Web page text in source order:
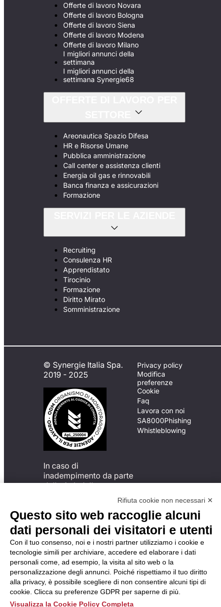
Offerte di lavoro Novara
Offerte di lavoro Bologna
Offerte di lavoro Siena
Offerte di lavoro Modena
Offerte di lavoro Milano
I migliori annunci della
settimana
I migliori annunci della
settimana Synergie68
Areonautica Spazio Difesa
HR e Risorse Umane
Pubblica amministrazione
Call center e assistenza clienti
Energia oil gas e rinnovabili
Banca finanza e assicurazioni
Formazione
Recruiting
Consulenza HR
Apprendistato
Tirocinio
Formazione
Diritto Mirato
Somministrazione
© Synergie Italia Spa.
2019 - 2025
In caso di
inadempimento da parte
della ApL delle
del Codice di Condotta, è
possibile presentare un
reclamo
all’Organismo di
Monitoraggio utilizzando
una delle modalità
descritte al seguente
indirizzo web
https://odm-
agenzielavoro.it/reclami/.
Privacy policy
Modifica
preferenze
Cookie
Faq
Lavora con noi
SA8000Phishing
Whistleblowing
Rifiuta cookie non necessari ✕
Questo sito web raccoglie alcuni
dati personali dei visitatori e utenti
Con il tuo consenso, noi e i nostri partner utilizziamo i cookie e
tecnologie simili per archiviare, accedere ed elaborare i dati
personali come, ad esempio, la visita al sito web o la
personalizzazione degli annunci. Poiché rispettiamo il tuo diritto
alla privacy, è possibile scegliere di non consentire alcuni tipi di
cookie. Clicca su preferenze GDPR per saperne di più.
Visualizza la Cookie Policy Completa